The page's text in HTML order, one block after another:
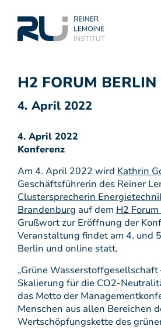
H2 FORUM
4. April 2022
4. April 2022
Konferenz
Am 4. April 2022 wird Kathrin
Geschäftsführerin des Reiner
Clustersprecherin
Brandenburg auf dem H2
Grußwort zur Eröffnung der
Veranstaltung findet am 4. und
Berlin und online statt.
„Grüne
Skalierung für die CO2-
das Motto der
Menschen aus allen Bereichen
Wertschöpfungskette des